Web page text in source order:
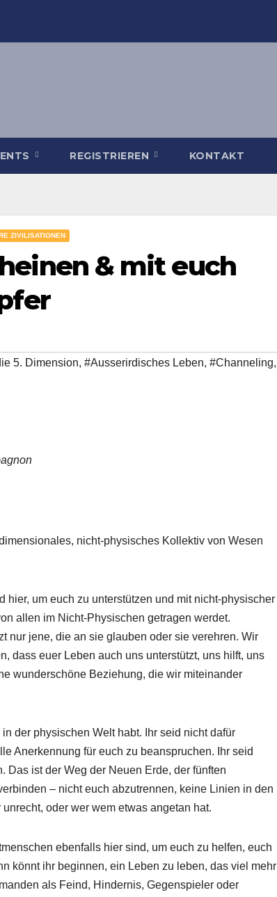
REGISTRIEREN KONTAKT
ZIVILISATIONEN
& mit euch
5. Dimension, #Ausserirdisches Leben, #Channeling,
nicht-physisches Kollektiv von Wesen
um euch zu unterstützen und mit nicht-physischer
allen im Nicht-Physischen getragen werdet.
nur jene, die an sie glauben oder sie verehren. Wir
dass euer Leben auch uns unterstützt, uns hilft, uns
wunderschöne Beziehung, die wir miteinander
der physischen Welt habt. Ihr seid nicht dafür
Anerkennung für euch zu beanspruchen. Ihr seid
Das ist der Weg der Neuen Erde, der fünften
– nicht euch abzutrennen, keine Linien in den
oder wer wem etwas angetan hat.
ebenfalls hier sind, um euch zu helfen, euch
könnt ihr beginnen, ein Leben zu leben, das viel mehr
als Feind, Hindernis, Gegenspieler oder